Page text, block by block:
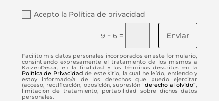
Acepto la Política de privacidad
9 + 6 = Enviar
Facilito mis datos personales incorporados en este formulario,
consintiendo expresamente el tratamiento de los mismos a
KaizenDecor, en la finalidad y los términos descritos en la
Política de Privacidad de este sitio, la cual he leído, entiendo y
estoy informado/a de los derechos que puedo ejercitar
(acceso, rectificación, oposición, supresión “derecho al olvido”,
limitación de tratamiento, portabilidad sobre dichos datos
personales.